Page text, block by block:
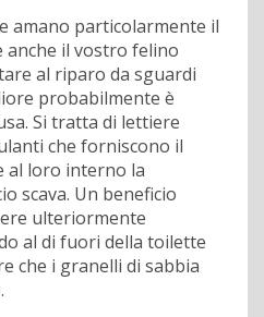
amano particolarmente il
anche il vostro felino
al riparo da sguardi
probabilmente è
Si tratta di lettiere
che forniscono il
al loro interno la
scava. Un beneficio
ulteriormente
al di fuori della toilette
che i granelli di sabbia